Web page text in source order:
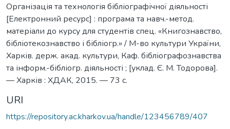
Організація та технологія бібліографічної діяльності
[Електронний ресурс] : програма та навч.-метод.
матеріали до курсу для студентів спец. «Книгознавство,
бібліотекознавство і бібліогр.» / М-во культури України,
Харків. держ. акад. культури, Каф. бібліографознавства
та інформ.-бібліогр. діяльності ; [уклад. Є. М. Тодорова].
— Харків : ХДАК, 2015. — 73 с.
URI
https://repository.ac.kharkov.ua/handle/123456789/407